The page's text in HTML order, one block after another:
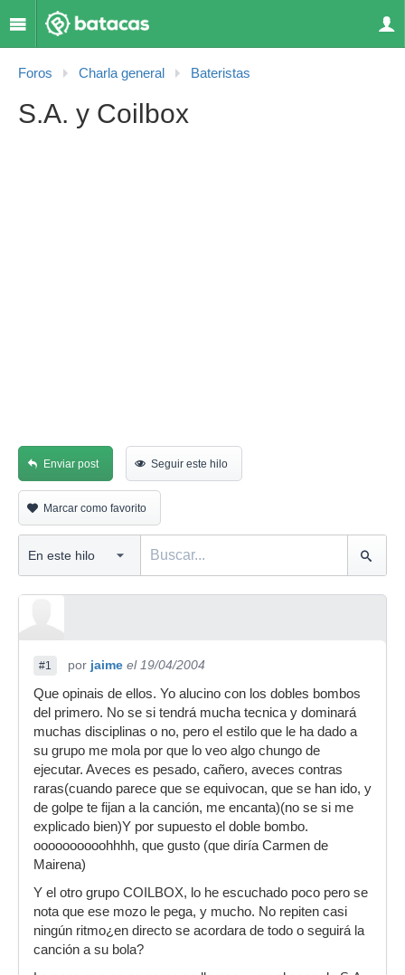
Foros Charla general Bateristas
S.A. y Coilbox
Enviar post Seguir este hilo
Marcar como favorito
#1 por jaime el 19/04/2004
Que opinais de ellos. Yo alucino con los dobles bombos
del primero. No se si tendrá mucha tecnica y dominará
muchas disciplinas o no, pero el estilo que le ha dado a
su grupo me mola por que lo veo algo chungo de
ejecutar. Aveces es pesado, cañero, aveces contras
raras(cuando parece que se equivocan, que se han ido, y
de golpe te fijan a la canción, me encanta)(no se si me
explicado bien)Y por supuesto el doble bombo.
oooooooooohhhh, que gusto (que diría Carmen de
Mairena)
Y el otro grupo COILBOX, lo he escuchado poco pero se
nota que ese mozo le pega, y mucho. No repiten casi
ningún ritmo¿en directo se acordara de todo o seguirá la
canción a su bola?